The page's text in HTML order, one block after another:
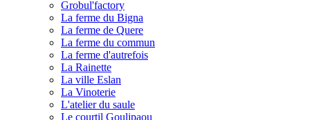
Grobul'factory
La ferme du Bigna
La ferme de Quere
La ferme du commun
La ferme d'autrefois
La Rainette
La ville Eslan
La Vinoterie
L'atelier du saule
Le courtil Goulipaou